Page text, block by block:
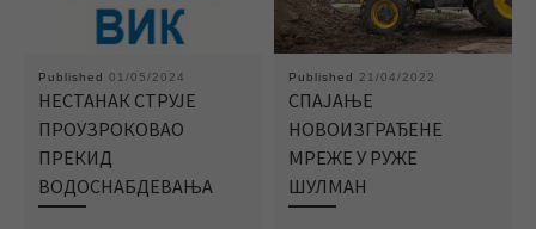
Published 01/05/2024
НЕСТАНАК СТРУЈЕ
ПРОУЗРОКОВАО
ПРЕКИД
ВОДОСНАБДЕВАЊА
Published 21/04/2022
СПАЈАЊЕ
НОВОИЗГРАЂЕНЕ
МРЕЖЕ У РУЖЕ
ШУЛМАН